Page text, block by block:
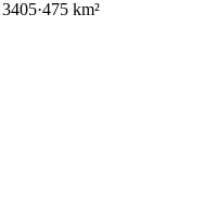
3405·475 km²